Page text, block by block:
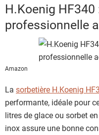
H.Koenig
professionnelle
Amazon
La sorbetière H.Koenig
performante, idéale pour
litres de glace ou sorbet
inox assure une bonne